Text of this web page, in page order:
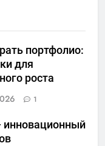
портфолио:
для
роста
1